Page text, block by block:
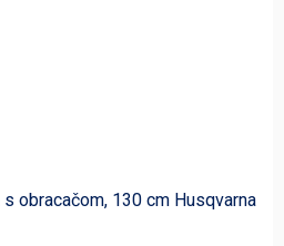
obracačom, 130 cm Husqvarna